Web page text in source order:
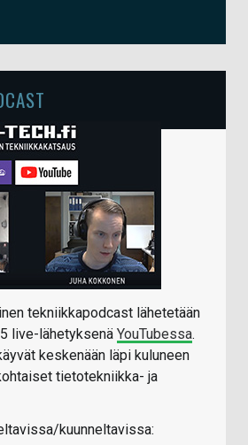
tekniikkapodcast lähetetään
live-lähetyksenä YouTubessa.
keskenään läpi kuluneen
tietotekniikka- ja
kuunneltavissa: